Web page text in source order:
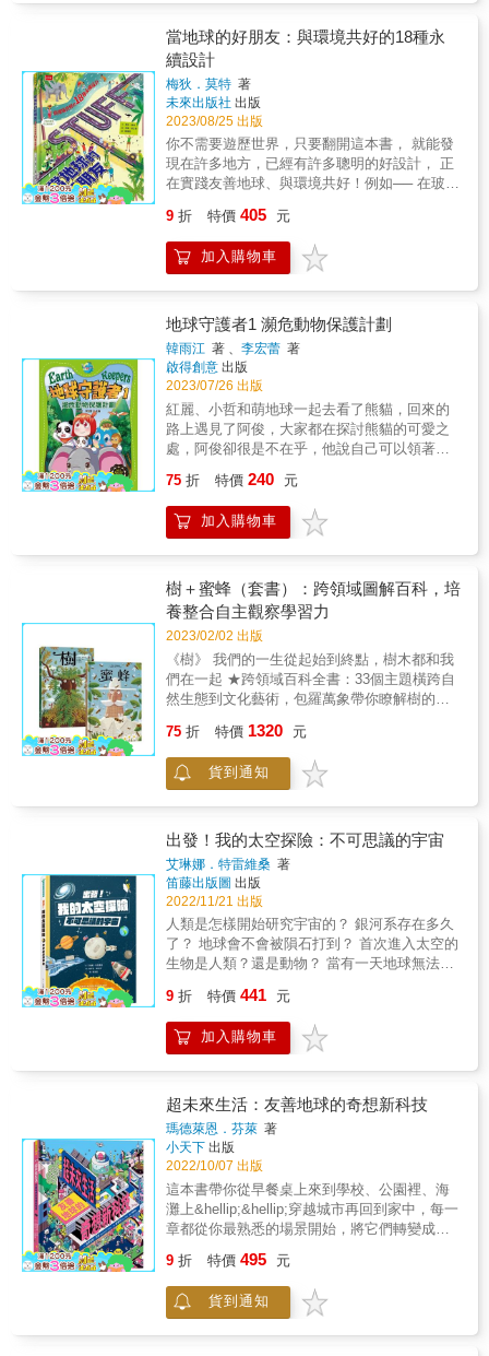
文化、神話、宗教中扮演的角色。開頭與結尾
則以誠摯的口吻強調樹木的重要性，是溫柔的
提醒，而非教條式的守則。 讓我們一起翻開這
本感性抒情的樹之大百科，一同反思人類與樹
木的關係。 & 《蜜蜂》 如果沒有蜜蜂為植物授
粉，地球的食物會越來越少。 這群體長不到2
公分的小生物，實際牽動地球的未來。 本書以
圖解、幽默的大型插畫，呈現百科般詳實、豐
富的內容。 完全圖解蜜蜂的生態和組織；人類
從採蜜、養蜂到帶蜜蜂去旅行的互動變化； 發
王、權勢的象徵， 一起來認識、關心蜜蜂和人
類共同的未來。 榮獲 2017德國兒童文學獎知識
類大獎 2017奧地利年度科學圖書 2015波蘭最
年來，蜜蜂的體型沒有多大改變，卻直接影響
了人類的生存。據說，如果地球上不再有蜜蜂
為植物授粉，人類將面臨嚴重的食物短缺。蜜
蜂和人類的關係是從何時開始結緣？蜜蜂為何
是植物授粉的最佳團隊？牠們的身體構造、社
會組織、行為語言，甚至蜂巢設計，彷彿都是
為了訪花、採蜜而存在。人類也從野生採蜜到
爾獎。 《蜜蜂》用大型幽默的插畫和簡約的文
字，分成37個題目，從生態、人文歷史、科
學、藝術、農業各方面，讓我們了解蜜蜂這群
得10項以上的插畫、科學類童書獎項，全球已
有28種語文版本。 保加利亞／簡體中文／捷克
／荷蘭／英國／美國／法文／愛沙尼亞／芬蘭
／德國／希臘／匈牙利／義大利／日本／韓國
／立陶宛／挪威／俄羅斯／斯洛伐克／西班牙
／瑞典／烏克蘭／巴西／冰島／斯洛凡尼亞／
塞爾維亞／波蘭／繁體中文 &
等進行破壞。瘋狂博士背後的始作俑者便是能
源開發公司的老闆，他打著幫瘋狂博士實現夢
想的旗號利用了瘋狂博士，並蓄意破壞地球以
及開發海上石油為他的斂財計劃鋪路。瘋狂博
士在過程中看到了與夢想背道而馳的世界後迷
途知返，加入了綠色能源計劃。能源開發公司
的老闆用他們的石油生產了尾氣排放超標的汽
車欺瞞大眾，被小哲一行人識破，大家找到了
證據讓能源公司老闆的惡行暴露。在小哲家的
幫助下，瘋狂博士推廣了氫能理念，研製出了
普及努力著，他們看到了綠色星球的願景。
當地球的好朋友：與環境共好的18種永
續設計
梅狄．莫特 著
未來出版社 出版
2023/08/25 出版
你不需要遊歷世界，只要翻開這本書， 就能發
現在許多地方，已經有許多聰明的好設計， 正
在實踐友善地球、與環境共好！例如── 在玻里
印度，人們使用隨時都能回歸自然的陶土杯。
在伊朗，有既能擋風又能捕捉風力的千年風車
牆。 在英國，有可以回收再生、任選圖案的永
心， 跟著作者探訪這些看似平凡的物品背後，
不平凡的故事， 就能為保護環境、善待地球盡
一份力。 本書特色 ★18種永續設計，帶你一探
究竟！ ★全彩大開本，從原料到物品，從原理
到場景，細節一覽無遺！ ★涵蓋先民的古老智
慧、未來的太空科技，知識豐富有趣！ ★關鍵
詞彙解釋，讓你了解愛地球常用語！ ★自己動
手做的10個好點子，啟發創意！ 附帶尋寶遊
戲，增添趣味性！ 一起來當地球的好朋友！ 你
汽車廢氣的筆嗎？ 你吃過香噴噴的溫泉烘焙麵
包嗎？ 你穿過用廢輪胎做的涼鞋嗎？ 你知道用
廚餘養大的蚯蚓的便便，其實大有用途嗎？ 世
界各地已經有許多好設計，讓我們可以遠離塑
膠製品、 讓資源能夠循環使用，讓食衣住行的
各種用品， 不對大自然造成衝擊，甚至還能把
廢棄物變成有用的好東西！ 快來認識它們！你
也可以發揮創造力，讓地球更永續！ 專家書評
梅狄．莫特再次展現了她激發好奇心的專業實
力！這本書色彩明亮、內容紮實、趣味盎然，
報》書評 讀者推薦 文字和插畫的呈現非常出
色，內容不但豐富，而且充滿有趣的小細節，
我和我的女兒都非常喜歡這本書！ 梅狄總是有
辦法讓孩子對她表達的事物充滿好奇！這本書
不但文字好讀易懂，搭配色彩豐富的生動插
畫，不止可以滿足對環保議題感興趣的孩子，
相信也能啟發大人想得更多、開始行動。
──AMAZON讀者五星★★★★★好評 &
9 折 特價 405 元
加入購物車
地球守護者1 瀕危動物保護計劃
韓雨江 著 、李宏蕾 著
啟得創意 出版
2023/07/26 出版
紅麗、小哲和萌地球一起去看了熊貓，回來的
路上遇見了阿俊，大家都在探討熊貓的可愛之
處，阿俊卻很是不在乎，他說自己可以領著他
見的彩色熊貓。紅麗和小哲他們都很激動，說
了一些好話總算是讓阿俊答應帶他們去看棕色
熊貓。沒想到阿俊他們到了熊貓基地根本就沒
控裡看見有人鬼鬼祟祟地進入熊貓基地，偷走
了七仔。紅麗他們想要抓住這些壞蛋，可是根
本找不到線索。晚上休息的時候，紅麗他們都
夢見了一個諾亞方舟，造物者說要是再有動物
滅絕，就要將所有動物帶走。紅麗他們驚醒，
聚集在一起討論這件事情的真實性。此刻魔法
熊貓出現，他也是來自未來，想要和人們生活
在一起，於是大家一起幫忙尋找棕色熊貓到底
去了哪裡。
75 折 特價 240 元
加入購物車
樹＋蜜蜂（套書）：跨領域圖解百科，培
養整合自主觀察學習力
2023/02/02 出版
《樹》 我們的一生從起始到終點，樹木都和我
們在一起 ★跨領域百科全書：33個主題橫跨自
然生態到文化藝術，包羅萬象帶你瞭解樹的所
文字，一跨頁一主題，精彩內容完整吸收，提
升閱讀理解力 ★激發無窮好奇心：有趣知識點
燃探索世界的動機，幫助孩子培養整合跨科的
能錯過的樹木圖文書 ★愛地球人人有責：透過
書中的溫柔提醒反思人類和樹木的關係，從小
養成珍惜資源的好習慣 2018波蘭知名環境友善
媒體「生態街」票選年度最佳童書 2018波蘭出
版協會兒童與青少年書籍類「最美的童書」 英
國《星期日泰唔士報》當週最佳童書 你曾經想
過，「樹木」對你而言，是什麼樣的存在嗎？
出生時，我們安穩的睡在木製搖籃裡；死亡
時，木製的棺材承接我們的軀體。人的一生，
但我們經常忽略樹木的付出。這本書將從生物
知識、環境保育、文化藝術等角度，帶領讀者
重新認識──樹。 「樹木帶給我們的好處非常
多，供應我們生活所需的木材、呼吸所需的新
鮮空氣、乾淨且穩定的水源、休閒所需的健康
場域，而且也是許多野生動物的重要棲所。讓
各種樹木扮演不同的角色、發揮不同的功能，
便能打造生生不息的地球。」 ──本書譯者／特
有生物研究保育中心助理研究員 林大利 超大
開本、細緻且幽默感十足的插圖、淺顯又抒情
的文字敘述，《樹》娓娓道出33個跨領域主
題，不僅涵蓋最基本的各部位解說、樹木如何
繁衍後代，也讓大家認識世界上最高的樹、最
粗的樹和最老的樹。木製的交通工具、樂器、
藝術品、著名建築等主題讓人一窺從古至今，
75 折 特價 1320 元
貨到通知
出發！我的太空探險：不可思議的宇宙
艾琳娜．特雷維桑 著
笛藤出版圖 出版
2022/11/21 出版
人類是怎樣開始研究宇宙的？ 銀河系存在多久
了？ 地球會不會被隕石打到？ 首次進入太空的
生物是人類？還是動物？ 當有一天地球無法居
上，人們總是仰望著天空腦海裡充滿了對天空
的疑問。天上有多少星星？什麼是彗星？太陽
系外有什麼？我們能進行太空旅行嗎？ & 宇宙
命剩下多久？人類還能在地球生活多久？宇宙
中還有哪一顆星球可以提供人類生存的必要條
件？ && 現在，科學能回答許多關於天空的問
題了！快來探索眾多引人入勝的事實，在本書
你能找到所有關於太空的答案！ & 本書特色 &
★以問答形式滿足孩子的好奇心，培養資訊的
獲取和分析能力，創造性的思維方式。 ★書後
附有「太空實驗室」，鍛煉孩子的動手能力和
9 折 特價 441 元
加入購物車
超未來生活：友善地球的奇想新科技
瑪德萊恩．芬萊 著
小天下 出版
2022/10/07 出版
這本書帶你從早餐桌上來到學校、公園裡、海
灘上&hellip;&hellip;穿越城市再回到家中，每一
章都從你最熟悉的場景開始，將它們轉變成
一天的生活可能從使用竹子做的牙刷、海藻製
成的膠囊牙膏開始，再用便利的太陽能烘烤爐
加熱甲蟲蛋白質做的漢堡肉、搭配營養豐富的
9 折 特價 495 元
貨到通知